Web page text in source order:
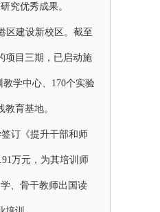
究优秀成果。
区建设新校区。截至
项目三期，已启动施
教学中心、170个实验
育基地。
订《提升干部和师
万元，为其培训师
、骨干教师出国读